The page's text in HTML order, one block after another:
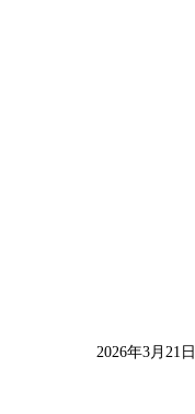
2026年3月21日